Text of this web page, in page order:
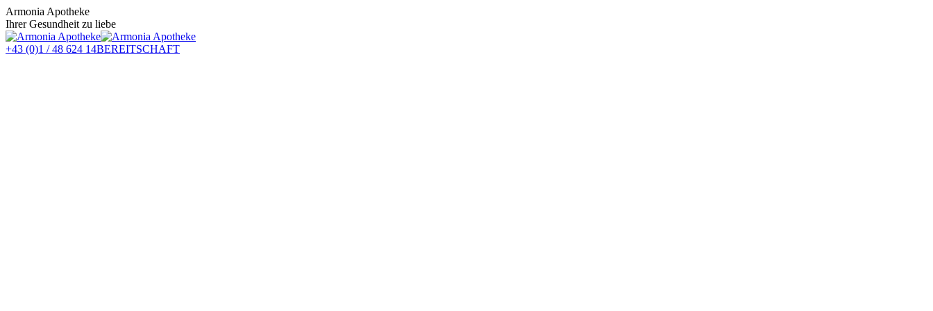
Zum
Inhalt
springen
Armonia Apotheke
Ihrer Gesundheit zu liebe
+43 (0)1 / 48 624 14BEREITSCHAFT